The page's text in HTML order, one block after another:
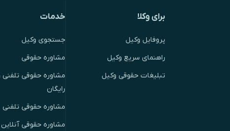
برای وکلا
پروفایل وکیل
راهنمای سریع وکیل
تبلیغات حقوقی وکیل
خدمات
جستجوی وکیل
مشاوره حقوقی
مشاوره حقوقی تلفنی
رایگان
مشاوره حقوقی تلفنی
مشاوره حقوقی آنلاین